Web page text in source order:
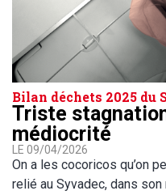
Bilan déchets 2025 du
Triste
médiocrité
LE 09/04/2026
On a les cocoricos qu’on
relié au Syvadec, dans